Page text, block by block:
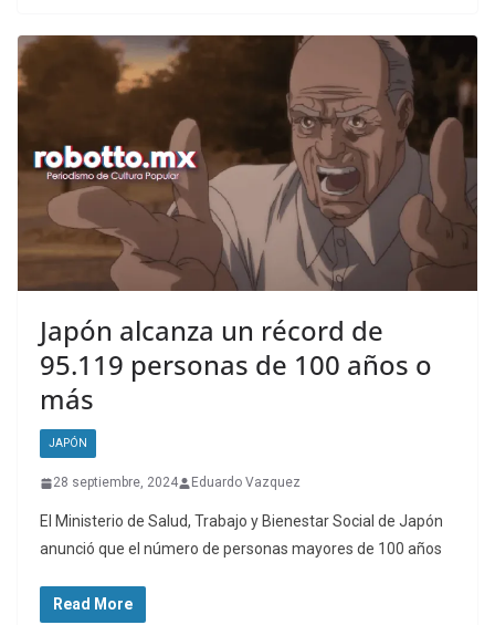
Japón alcanza un récord de
95.119 personas de 100 años o
más
JAPÓN
28 septiembre, 2024 Eduardo Vazquez
El Ministerio de Salud, Trabajo y Bienestar Social de Japón
anunció que el número de personas mayores de 100 años
Read More